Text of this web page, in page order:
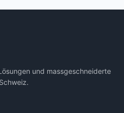
und massgeschneiderte